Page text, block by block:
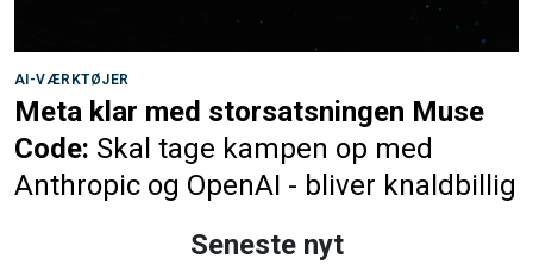
AI-VÆRKTØJER
Meta klar med storsatsningen Muse
Code: Skal tage kampen op med
Anthropic og OpenAI - bliver knaldbillig
Seneste nyt